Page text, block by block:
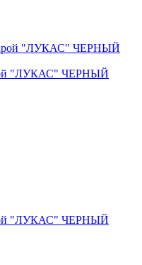
"ЛУКАС" ЧЕРНЫЙ
"ЛУКАС" ЧЕРНЫЙ